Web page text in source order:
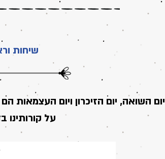
שיחות
יום השואה, יום הזיכרון ויום העצמאות
על קורותינו